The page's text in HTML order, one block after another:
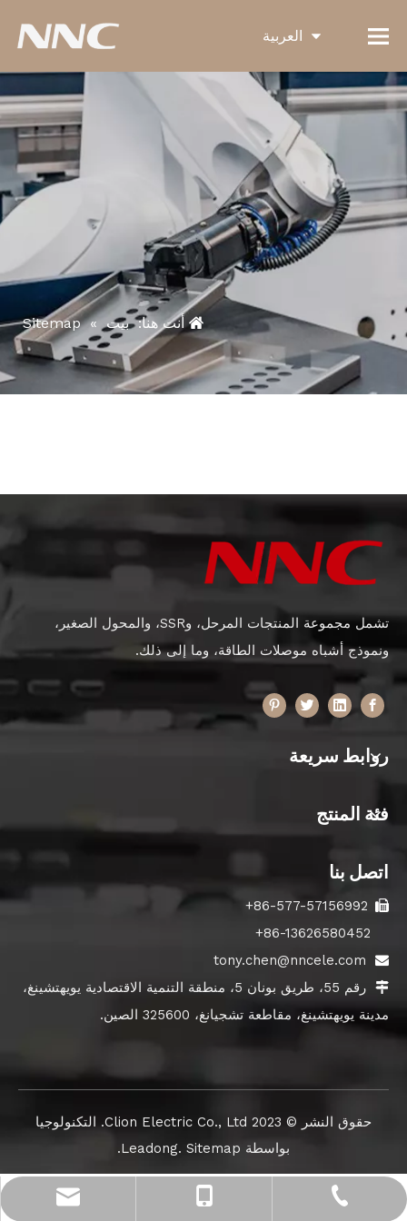
Français
Português
한국어
Türk dili
Bahasa indonesia
أنت هنا: بيت »
Sitemap
تشمل مجموعة المنتجات المرحل، وSSR، والمحول الصغير،
ونموذج أشباه موصلات الطاقة، وما إلى ذلك.
روابط سريعة
فئة المنتج
اتصل بنا

86-577-57156992+

tony.chen@nncele.com

رقم 55، طريق بونان 5، منطقة التنمية الاقتصادية يويهتشينغ،
مدينة يويهتشينغ، مقاطعة تشجيانغ، 325600 الصين.
+86-577-57156992
+86-13626580452
tony.chen@nncele.com
حقوق النشر ©️ 2023 Clion Electric Co., Ltd. التكنولوجيا
بواسطة
Leadong. Sitemap
.